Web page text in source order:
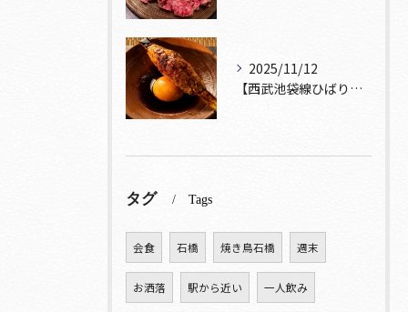
2025/11/12
【西武池袋線ひばりヶ丘駅】から徒歩5分圏内🚶‍♀️！
タグ Tags
会食 石橋 焼き鳥石橋 週末
お洒落 駅から近い 一人飲み